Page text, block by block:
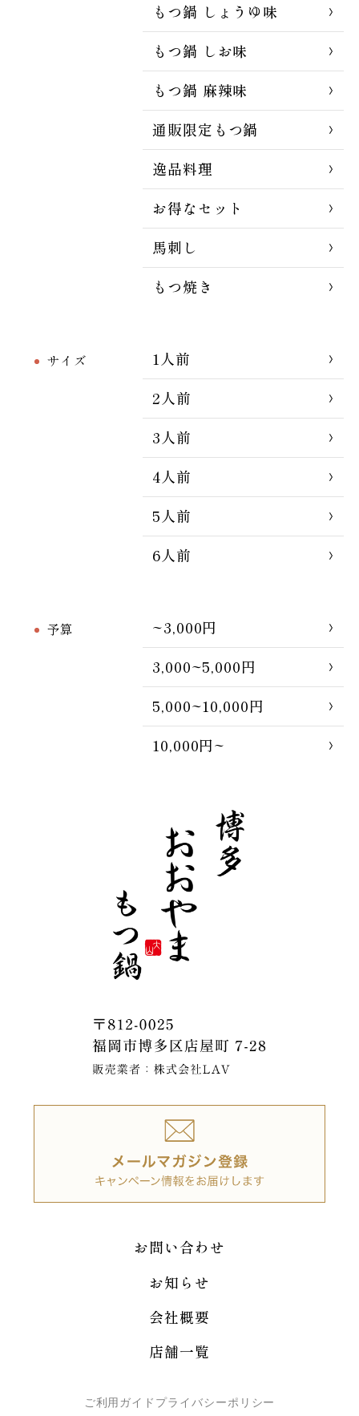
もつ鍋 しょうゆ味
もつ鍋 しお味
もつ鍋 麻辣味
通販限定もつ鍋
逸品料理
お得なセット
馬刺し
もつ焼き
サイズ
1人前
2人前
3人前
4人前
5人前
6人前
予算
~3,000円
3,000~5,000円
5,000~10,000円
10,000円~
お問い合わせ
お知らせ
会社概要
店舗一覧
ご利用ガイド プライバシーポリシー